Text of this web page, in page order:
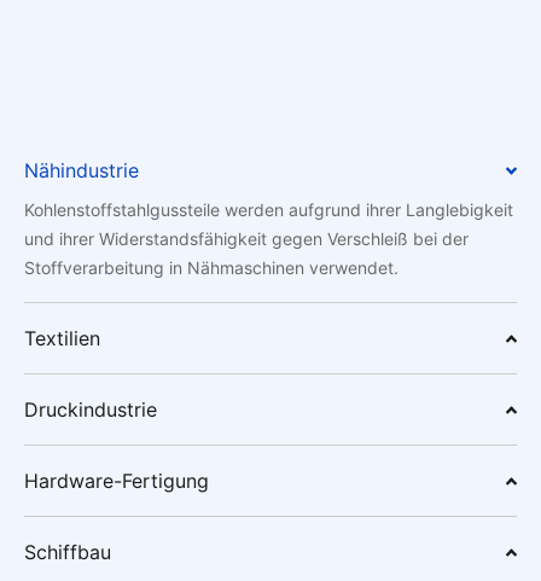
Nähindustrie
Kohlenstoffstahlgussteile werden aufgrund ihrer Langlebigkeit
und ihrer Widerstandsfähigkeit gegen Verschleiß bei der
Stoffverarbeitung in Nähmaschinen verwendet.
Textilien
Druckindustrie
Hardware-Fertigung
Schiffbau